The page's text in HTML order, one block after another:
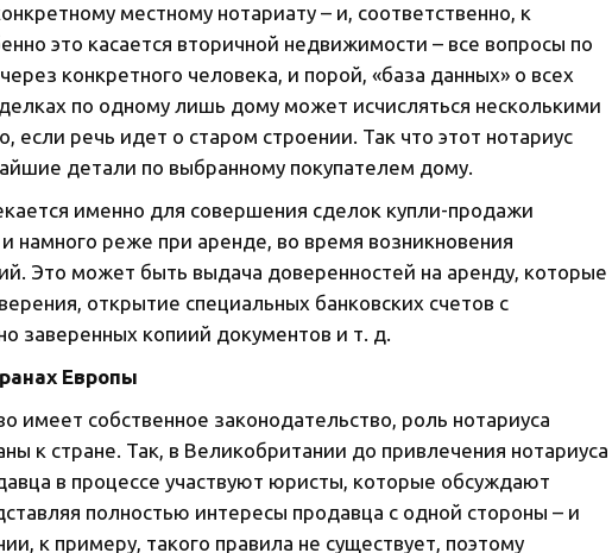
местному нотариату – и, соответственно, к
это касается вторичной недвижимости – все вопросы по
конкретного человека, и порой, «база данных» о всех
по одному лишь дому может исчисляться несколькими
если речь идет о старом строении. Так что этот нотариус
детали по выбранному покупателем дому.
именно для совершения сделок купли-продажи
намного реже при аренде, во время возникновения
Это может быть выдача доверенностей на аренду, которые
открытие специальных банковских счетов с
заверенных копиий документов и т. д.
Европы
имеет собственное законодательство, роль нотариуса
к стране. Так, в Великобритании до привлечения нотариуса
в процессе участвуют юристы, которые обсуждают
полностью интересы продавца с одной стороны – и
к примеру, такого правила не существует, поэтому